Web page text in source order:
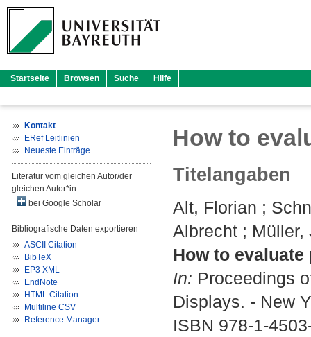
Startseite Browsen Suche Hilfe
Kontakt
ERef Leitlinien
Neueste Einträge
Literatur vom gleichen Autor/der
gleichen Autor*in
bei Google Scholar
Bibliografische Daten exportieren
ASCII Citation
BibTeX
EP3 XML
EndNote
HTML Citation
Multiline CSV
Reference Manager
How to
Titelangaben
Alt, Florian ;
Albrecht ; Müller,
How to
In: Proceedings
Displays. - New
ISBN 978-1-